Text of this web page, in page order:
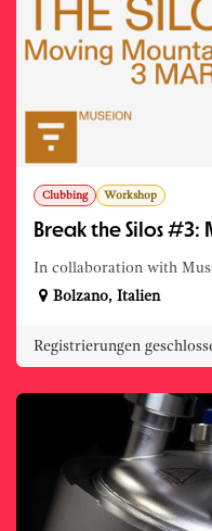
Clubbing Workshop
Break the Silos
In collaboration with
Bolzano, Italien
Registrierungen